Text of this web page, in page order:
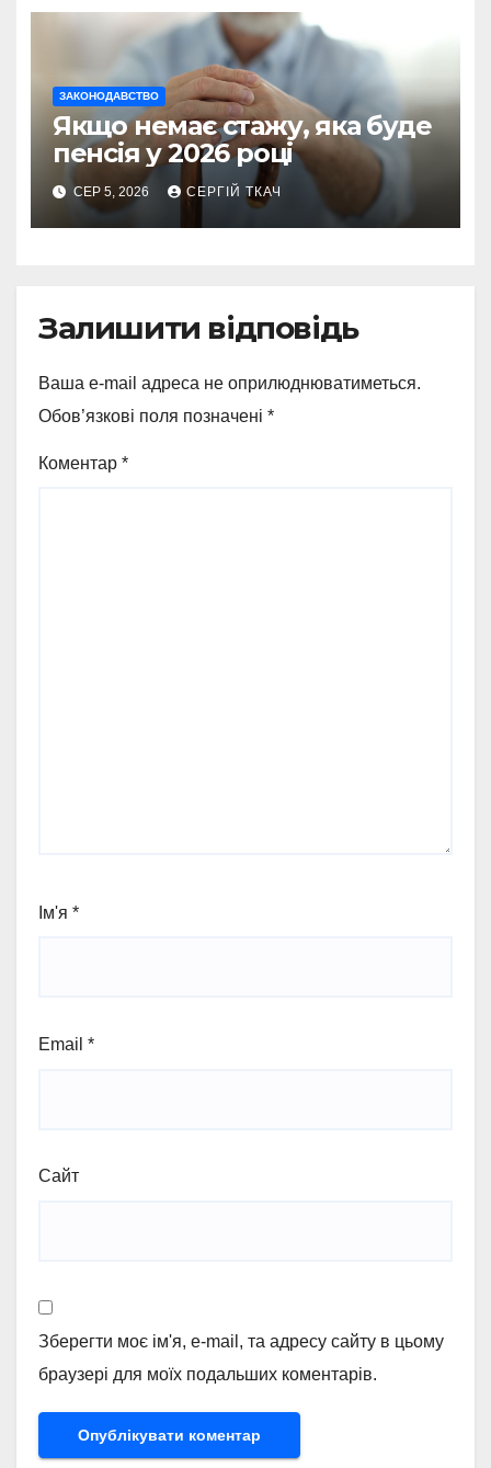
ЗАКОНОДАВСТВО
Якщо немає стажу, яка буде
пенсія у 2026 році
СЕР 5, 2026 СЕРГІЙ ТКАЧ
Залишити відповідь
Ваша e-mail адреса не оприлюднюватиметься.
Обов’язкові поля позначені *
Коментар *
Ім'я *
Email *
Сайт
Зберегти моє ім'я, e-mail, та адресу сайту в цьому
браузері для моїх подальших коментарів.